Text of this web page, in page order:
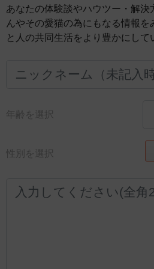
あなたの体験談やハウツー・解決
んやその愛猫の為にもなる情報
と人の共同生活をより豊かにして
年齢を選択
性別を選択